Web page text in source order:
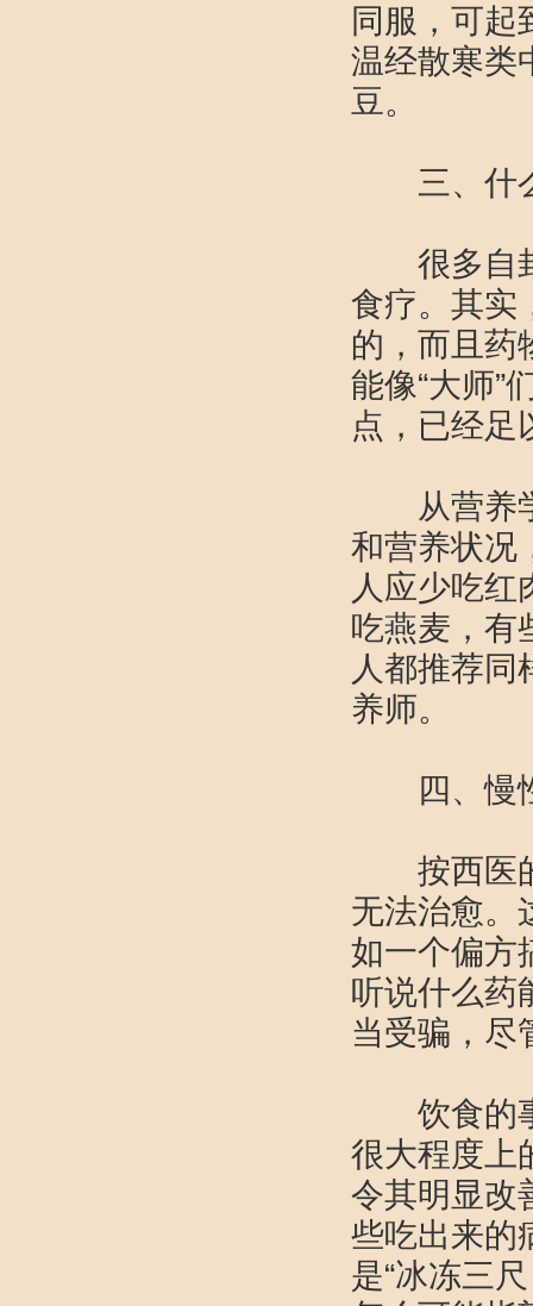
同服，可起
温经散寒类
豆。
三、什
很多自封
食疗。其实
的，而且药
能像“大师”
点，已经
从营养学
和营养状况
人应少吃红
吃燕麦，有
人都推荐同
养师。
四、慢
按西医的
无法治愈。
如一个偏方
听说什么药
当受骗，尽
饮食的事
很大程度上
令其明显改
些吃出来的
是“冰冻三